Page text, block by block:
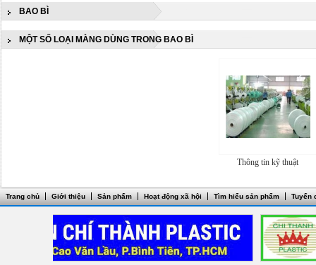
BAO BÌ
MỘT SỐ LOẠI MÀNG DÙNG TRONG BAO BÌ
Thông tin kỹ thuật
Trang chủ Giới thiệu Sản phẩm Hoạt động xã hội Tìm hiểu sản phẩm Tuyển